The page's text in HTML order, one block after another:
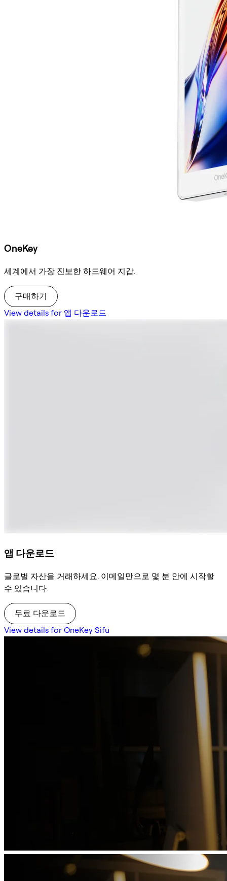
OneKey
세계에서 가장 진보한 하드웨어 지갑.
구매하기
View details for 앱 다운로드
앱 다운로드
글로벌 자산을 거래하세요. 이메일만으로 몇 분 안에 시작할
수 있습니다.
무료 다운로드
View details for OneKey Sifu